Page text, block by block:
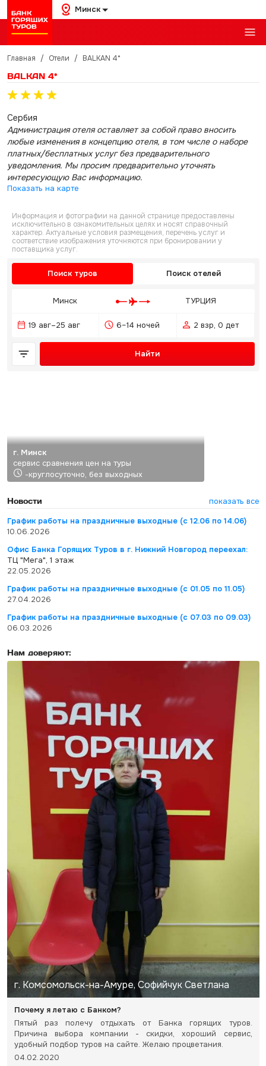
Минск
Главная / Отели / BALKAN 4*
BALKAN 4*
Сербия
Администрация отеля оставляет за собой право вносить
любые изменения в концепцию отеля, в том числе о наборе
платных/бесплатных услуг без предварительного
уведомления. Мы просим предварительно уточнять
интересующую Вас информацию.
Показать на карте
Информация и фотографии на данной странице предоставлены
исключительно в ознакомительных целях и носят справочный
характер. Актуальные условия размещения, перечень услуг и
соответствие изображения уточняются при бронировании у
поставщика услуг.
Поиск туров Поиск отелей
Минск ТУРЦИЯ
19 авг–25 авг 6–14 ночей 2 взр, 0 дет
Найти
г. Минск
сервис сравнения цен на туры
-круглосуточно, без выходных
Новости
показать все
График работы на праздничные выходные (с 12.06 по 14.06)
10.06.2026
Офис Банка Горящих Туров в г. Нижний Новгород переехал:
ТЦ "Мега", 1 этаж
22.05.2026
График работы на праздничные выходные (с 01.05 по 11.05)
27.04.2026
График работы на праздничные выходные (с 07.03 по 09.03)
06.03.2026
Нам доверяют:
г. Комсомольск-на-Амуре, Софийчук Светлана
Почему я летаю с Банком?
Пятый раз полечу отдыхать от Банка горящих туров.
Причина выбора компании - скидки, хороший сервис,
удобный подбор туров на сайте. Желаю процветания.
04.02.2020